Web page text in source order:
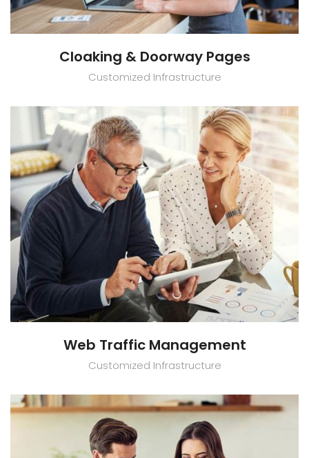
Cloaking & Doorway Pages
Customized Infrastructure
Web Traffic Management
Customized Infrastructure